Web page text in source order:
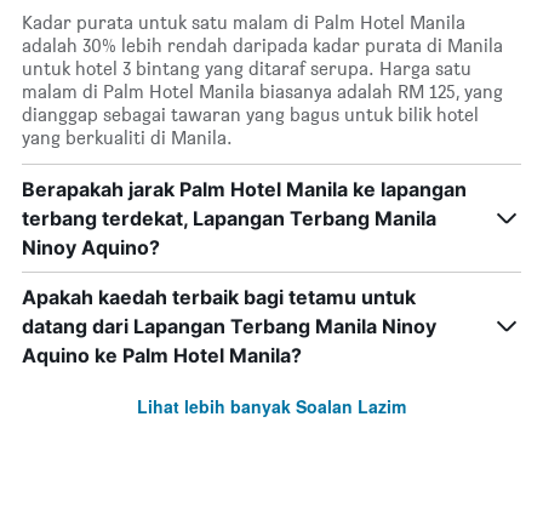
Kadar purata untuk satu malam di Palm Hotel Manila
adalah 30% lebih rendah daripada kadar purata di Manila
untuk hotel 3 bintang yang ditaraf serupa. Harga satu
malam di Palm Hotel Manila biasanya adalah RM 125, yang
dianggap sebagai tawaran yang bagus untuk bilik hotel
yang berkualiti di Manila.
Berapakah jarak Palm Hotel Manila ke lapangan
terbang terdekat, Lapangan Terbang Manila
Ninoy Aquino?
Apakah kaedah terbaik bagi tetamu untuk
datang dari Lapangan Terbang Manila Ninoy
Aquino ke Palm Hotel Manila?
Lihat lebih banyak Soalan Lazim